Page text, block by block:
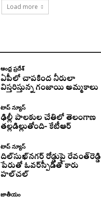
Load more
ఆంధ్ర ప్రదేశ్
ఏపీలో చాపకింద నీరులా
విస్తరిస్తున్న గంజాయి అమ్మకాలు
టాప్ న్యూస్
ఢిల్లీ పాలకుల చేతిలో తెలంగాణ
తల్లడిల్లుతోంది- కేటీఆర్
టాప్ న్యూస్
దిల్‌సుఖ్‌నగర్‌ రోడ్డుపై రేవంత్‌రెడ్డి
పేరుతో ఓవర్‌స్పీడ్‌తో కారు
హల్‌చల్‌
జాతీయం